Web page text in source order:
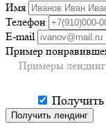
Имя
Телефон
E-mail
Пример
Примеры
Получить лендинг